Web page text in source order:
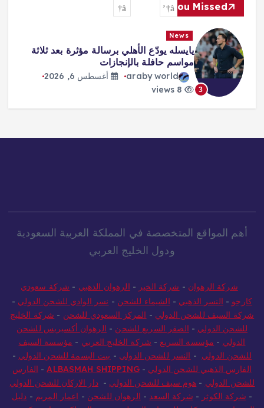
You Missed
يايسله يودّع الأهلي برسالة مؤثرة بعد ثلاثة
مواسم حافلة بالإنجازات
araby world
أغسطس 6, 2026
أهم المواقع المتخصصة في المملكة العربية السعودية
ودول الخليج العربي
شركة الرهوان-شركة الخير-الرهوان الذهبي-شركة سعودي
-النسر الذهبي-الشيماء للشحن-نسر الوادي للشحن الدولي-
السيف للشحن الدولي-المركز السعودي للشحن-شركة الخليج
للشحن الدولي-الصقر السريع للشحن-الرهوان أكسبريس للشحن
الدولي-مؤسسة السريع-شركة الخليج العربي-مؤسسة السيف
الدولي-النسر للشحن الدولي-بيت البسمة للشحن الدولي-
الذهبي للشحن الدولي-
ALBASMAH SHIPPING
-الفارس
الدولي-هوم سيف للشحن الدولي-دار الاركان للشحن الدولي
شركة الكوثر-شركة السعد-الرهوان للشحن-اعمار المريم-دليل